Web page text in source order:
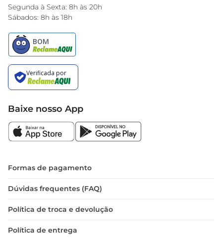
Encarte do Dia
Segunda à Sexta: 8h às 20h
Sábados: 8h às 18h
Baixe nosso App
Formas de pagamento
Dúvidas frequentes (FAQ)
Política de troca e devolução
Política de entrega